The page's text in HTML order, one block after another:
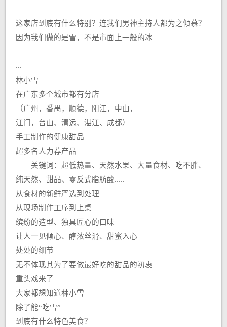
这家店到底有什么特别？连我们男神主持人都为之倾慕？
因为我们做的是雪，不是市面上一般的冰
...
林小雪
在广东多个城市都有分店
（广州，番禺，顺德，阳江，中山，
江门，台山、清远、湛江、成都）
手工制作的健康甜品
超多名人力荐产品
关键词：超低热量、天然水果、大量食材、吃不胖、
纯天然、甜品、零反式脂肪酸.....
从食材的新鲜严选到处理
从现场制作工序到上桌
缤纷的造型、独具匠心的口味
让人一见倾心、醇浓丝滑、甜蜜入心
处处的细节
无不体现其为了要做最好吃的甜品的初衷
重头戏来了
大家都想知道林小雪
除了能“吃雪”
到底有什么特色美食？